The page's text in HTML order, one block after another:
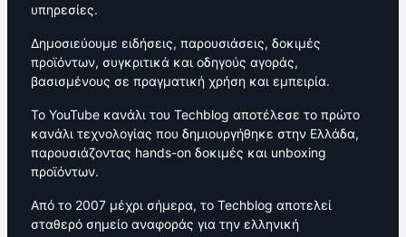
υπηρεσίες.
Δημοσιεύουμε ειδήσεις, παρουσιάσεις, δοκιμές
προϊόντων, συγκριτικά και οδηγούς αγοράς,
βασισμένους σε πραγματική χρήση και εμπειρία.
Το YouTube κανάλι του Techblog αποτέλεσε το πρώτο
κανάλι τεχνολογίας που δημιουργήθηκε στην Ελλάδα,
παρουσιάζοντας hands-on δοκιμές και unboxing
προϊόντων.
Από το 2007 μέχρι σήμερα, το Techblog αποτελεί
σταθερό σημείο αναφοράς για την ελληνική